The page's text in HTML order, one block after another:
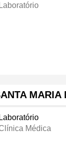
Laboratório
MARIA
Laboratório
Médica